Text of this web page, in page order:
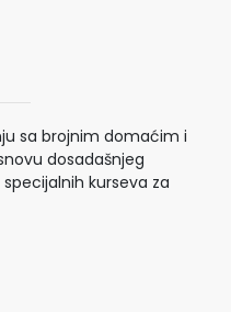
sa brojnim domaćim i
dosadašnjeg
kurseva za